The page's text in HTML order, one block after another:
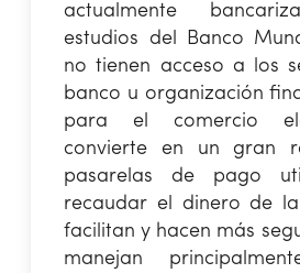
actualmente
estudios del Banco
no tienen acceso a los
banco u organización
para el comercio
convierte en un gran
pasarelas de pago
recaudar el dinero de
facilitan y hacen más
manejan